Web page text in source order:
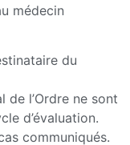
médecin
du
de l’Ordre ne sont
d’évaluation.
communiqués.